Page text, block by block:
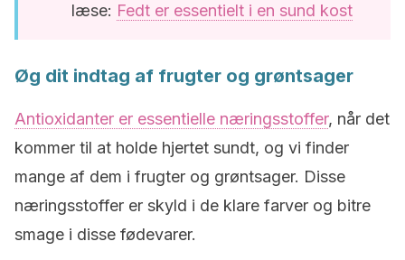
læse: Fedt er essentielt i en sund kost
Øg dit indtag af frugter og grøntsager
Antioxidanter er essentielle næringsstoffer, når det
kommer til at holde hjertet sundt, og vi finder
mange af dem i frugter og grøntsager. Disse
næringsstoffer er skyld i de klare farver og bitre
smage i disse fødevarer.